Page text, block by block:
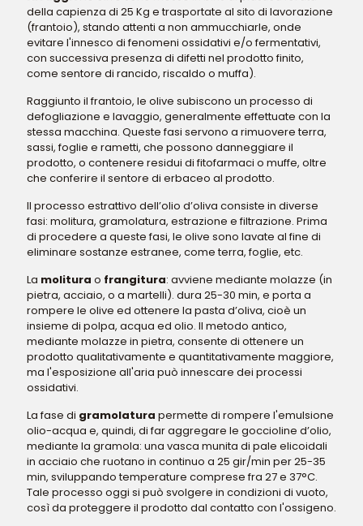
della capienza di 25 Kg e trasportate al sito di lavorazione
(frantoio), stando attenti a non ammucchiarle, onde
evitare l'innesco di fenomeni ossidativi e/o fermentativi,
con successiva presenza di difetti nel prodotto finito,
come sentore di rancido, riscaldo o muffa).
Raggiunto il frantoio, le olive subiscono un processo di
defogliazione e lavaggio, generalmente effettuate con la
stessa macchina. Queste fasi servono a rimuovere terra,
sassi, foglie e rametti, che possono danneggiare il
prodotto, o contenere residui di fitofarmaci o muffe, oltre
che conferire il sentore di erbaceo al prodotto.
Il processo estrattivo dell’olio d’oliva consiste in diverse
fasi: molitura, gramolatura, estrazione e filtrazione. Prima
di procedere a queste fasi, le olive sono lavate al fine di
eliminare sostanze estranee, come terra, foglie, etc.
La molitura o frangitura: avviene mediante molazze (in
pietra, acciaio, o a martelli). dura 25-30 min, e porta a
rompere le olive ed ottenere la pasta d’oliva, cioè un
insieme di polpa, acqua ed olio. Il metodo antico,
mediante molazze in pietra, consente di ottenere un
prodotto qualitativamente e quantitativamente maggiore,
ma l'esposizione all'aria può innescare dei processi
ossidativi.
La fase di gramolatura permette di rompere l'emulsione
olio-acqua e, quindi, di far aggregare le goccioline d’olio,
mediante la gramola: una vasca munita di pale elicoidali
in acciaio che ruotano in continuo a 25 gir/min per 25-35
min, sviluppando temperature comprese fra 27 e 37°C.
Tale processo oggi si può svolgere in condizioni di vuoto,
così da proteggere il prodotto dal contatto con l'ossigeno.